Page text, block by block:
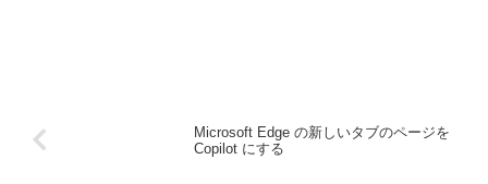
Microsoft Edge の新しいタブのページを
Copilot にする